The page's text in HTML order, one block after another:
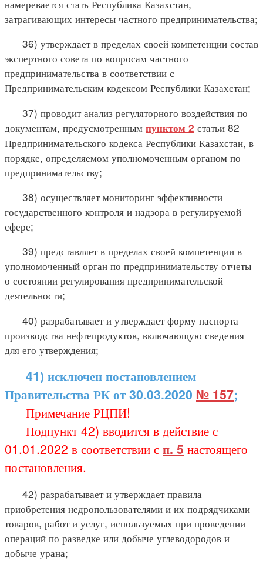
намеревается стать Республика Казахстан,
затрагивающих интересы частного предпринимательства;
36) утверждает в пределах своей компетенции состав
экспертного совета по вопросам частного
предпринимательства в соответствии с
Предпринимательским кодексом Республики Казахстан;
37) проводит анализ регуляторного воздействия по
документам, предусмотренным пунктом 2 статьи 82
Предпринимательского кодекса Республики Казахстан, в
порядке, определяемом уполномоченным органом по
предпринимательству;
38) осуществляет мониторинг эффективности
государственного контроля и надзора в регулируемой
сфере;
39) представляет в пределах своей компетенции в
уполномоченный орган по предпринимательству отчеты
о состоянии регулирования предпринимательской
деятельности;
40) разрабатывает и утверждает форму паспорта
производства нефтепродуктов, включающую сведения
для его утверждения;
41) исключен постановлением
Правительства РК от 30.03.2020 № 157;
Примечание РЦПИ!
Подпункт 42) вводится в действие с
01.01.2022 в соответствии с п. 5 настоящего
постановления.
42) разрабатывает и утверждает правила
приобретения недропользователями и их подрядчиками
товаров, работ и услуг, используемых при проведении
операций по разведке или добыче углеводородов и
добыче урана;